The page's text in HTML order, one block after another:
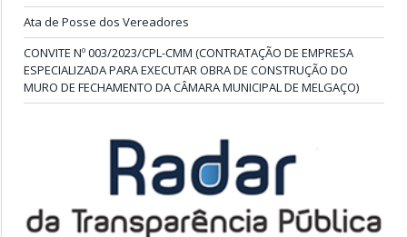
Ata de Posse dos Vereadores
CONVITE Nº 003/2023/CPL-CMM (CONTRATAÇÃO DE EMPRESA
ESPECIALIZADA PARA EXECUTAR OBRA DE CONSTRUÇÃO DO
MURO DE FECHAMENTO DA CÂMARA MUNICIPAL DE MELGAÇO)